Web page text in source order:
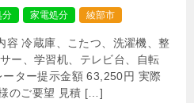
分 家電処分 綾部市
容 冷蔵庫、こたつ、洗濯機、整
ー、学習机、テレビ台、自転
ター提示金額 63,250円 実際
のご要望 見積 […]